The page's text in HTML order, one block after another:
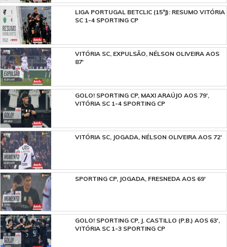
LIGA PORTUGAL BETCLIC (15ªJ): RESUMO VITÓRIA
SC 1-4 SPORTING CP
VITÓRIA SC, EXPULSÃO, NÉLSON OLIVEIRA AOS
87'
GOLO! SPORTING CP, MAXI ARAÚJO AOS 79',
VITÓRIA SC 1-4 SPORTING CP
VITÓRIA SC, JOGADA, NÉLSON OLIVEIRA AOS 72'
SPORTING CP, JOGADA, FRESNEDA AOS 69'
GOLO! SPORTING CP, J. CASTILLO (P.B.) AOS 63',
VITÓRIA SC 1-3 SPORTING CP